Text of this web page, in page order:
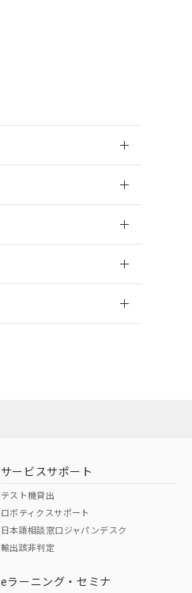
サービスサポート
テスト機貸出
ロボティクスサポート
日本語相談窓口ジャパンデスク
輸出該非判定
eラーニング・セミナ